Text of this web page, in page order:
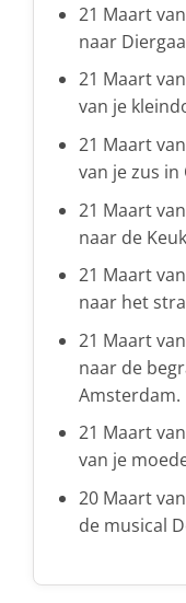
21 Maart
naar
21 Maart
van je
21 Maart
van je zus
21 Maart
naar de
21 Maart
naar het
21 Maart
naar de
Amsterdam.
21 Maart
van je
20 Maart
de musical